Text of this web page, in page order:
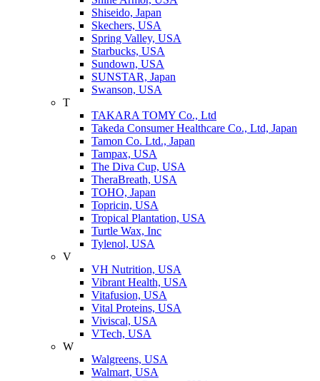
Shiseido, Japan
Skechers, USA
Spring Valley, USA
Starbucks, USA
Sundown, USA
SUNSTAR, Japan
Swanson, USA
T
TAKARA TOMY Co., Ltd
Takeda Consumer Healthcare Co., Ltd, Japan
Tamon Co. Ltd., Japan
Tampax, USA
The Diva Cup, USA
TheraBreath, USA
TOHO, Japan
Topricin, USA
Tropical Plantation, USA
Turtle Wax, Inc
Tylenol, USA
V
VH Nutrition, USA
Vibrant Health, USA
Vitafusion, USA
Vital Proteins, USA
Viviscal, USA
VTech, USA
W
Walgreens, USA
Walmart, USA